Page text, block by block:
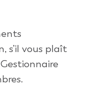
s’il vous plaît
Gestionnaire